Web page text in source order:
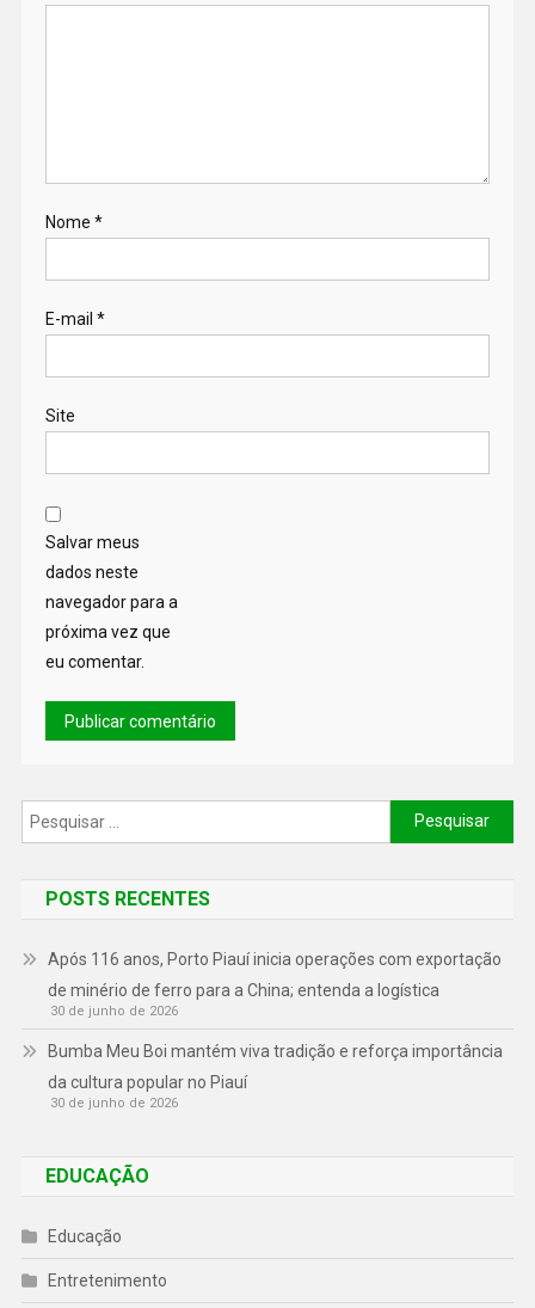
Nome *
E-mail *
Site
Salvar meus
dados neste
navegador para a
próxima vez que
eu comentar.
POSTS RECENTES
Após 116 anos, Porto Piauí inicia operações com exportação
de minério de ferro para a China; entenda a logística
30 de junho de 2026
Bumba Meu Boi mantém viva tradição e reforça importância
da cultura popular no Piauí
30 de junho de 2026
EDUCAÇÃO
Educação
Entretenimento